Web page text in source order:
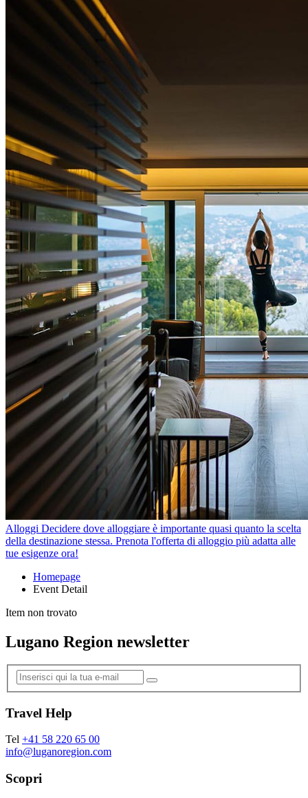
Alloggi Decidere dove alloggiare è importante quasi quanto la scelta
della destinazione stessa. Prenota l'offerta di alloggio più adatta alle
tue esigenze ora!
Homepage
Event Detail
Item non trovato
Lugano Region newsletter
Travel Help
Tel +41 58 220 65 00
info@luganoregion.com
Scopri